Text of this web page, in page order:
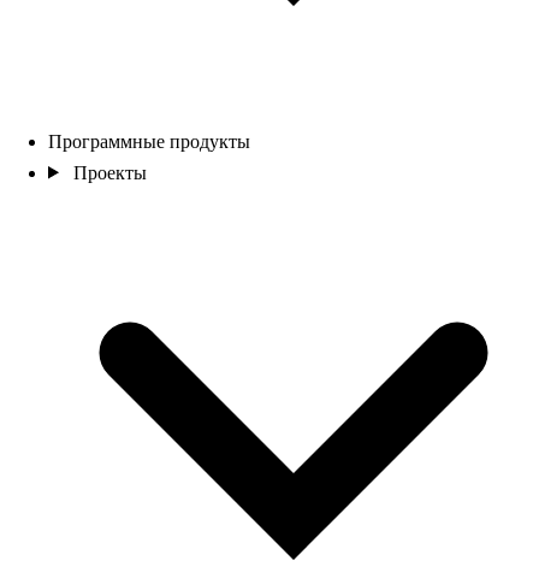
Программные продукты
Проекты